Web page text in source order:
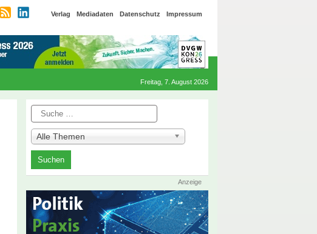
Verlag Mediadaten Datenschutz Impressum
Freitag, 7. August 2026
Suche
Alle Themen
Anzeige